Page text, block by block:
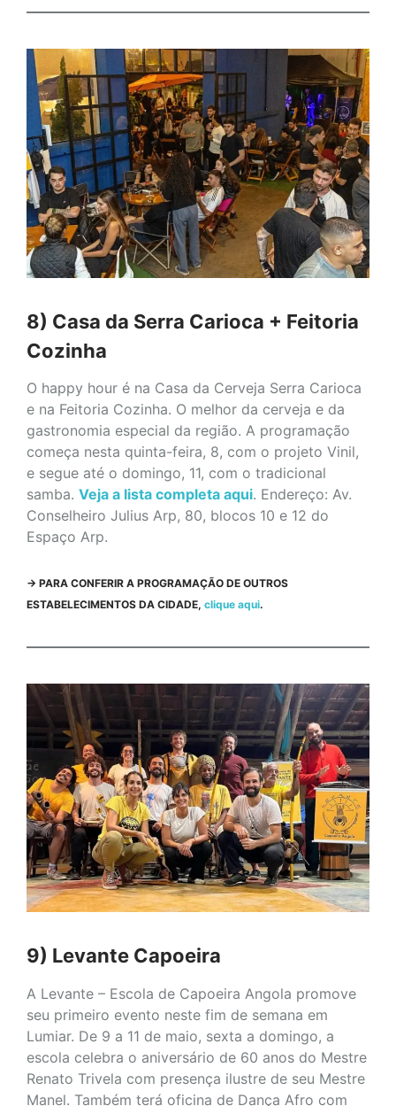
8) Casa da Serra Carioca + Feitoria
Cozinha
O happy hour é na Casa da Cerveja Serra Carioca
e na Feitoria Cozinha. O melhor da cerveja e da
gastronomia especial da região. A programação
começa nesta quinta-feira, 8, com o projeto Vinil,
e segue até o domingo, 11, com o tradicional
samba. Veja a lista completa aqui. Endereço: Av.
Conselheiro Julius Arp, 80, blocos 10 e 12 do
Espaço Arp.
-> PARA CONFERIR A PROGRAMAÇÃO DE OUTROS
ESTABELECIMENTOS DA CIDADE, clique aqui.
9) Levante Capoeira
A Levante – Escola de Capoeira Angola promove
seu primeiro evento neste fim de semana em
Lumiar. De 9 a 11 de maio, sexta a domingo, a
escola celebra o aniversário de 60 anos do Mestre
Renato Trivela com presença ilustre de seu Mestre
Manel. Também terá oficina de Dança Afro com